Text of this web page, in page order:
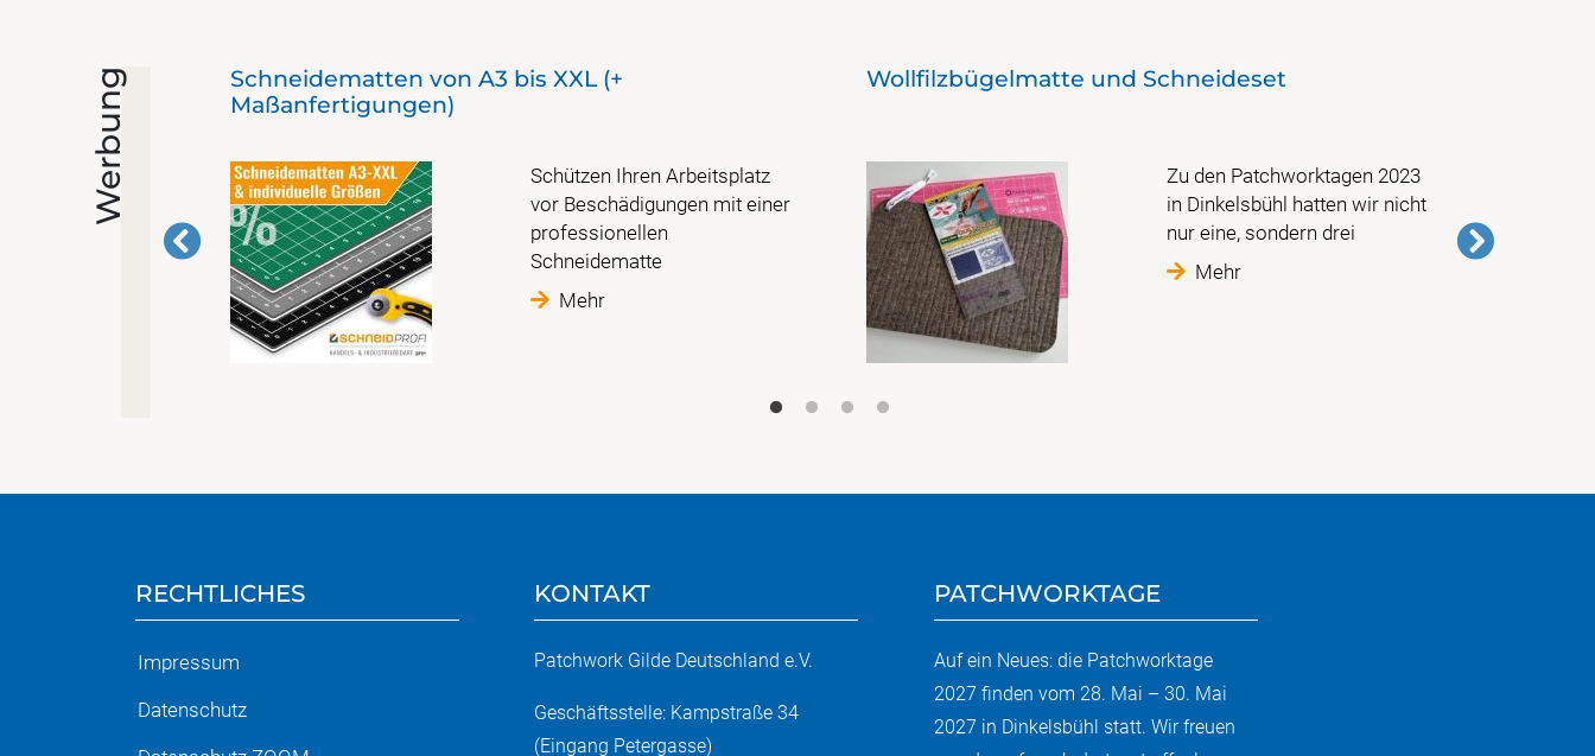
Werbung
Schneidematten von A3 bis XXL (+
Maßanfertigungen)
Schützen Ihren Arbeitsplatz
vor Beschädigungen mit einer
professionellen
Schneidematte
Mehr
Wollfilzbügelmatte und Schneideset
Zu den Patchworktagen 2023
in Dinkelsbühl hatten wir nicht
nur eine, sondern drei
Mehr
RECHTLICHES
Impressum
Datenschutz
KONTAKT
Patchwork Gilde Deutschland e.V.
Geschäftsstelle: Kampstraße 34
(Eingang Petergasse)
PATCHWORKTAGE
Auf ein Neues: die Patchworktage
2027 finden vom 28. Mai – 30. Mai
2027 in Dinkelsbühl statt. Wir freuen